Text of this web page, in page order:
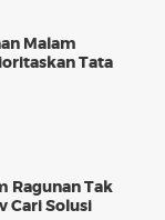
Malam
Tata
Ragunan Tak
Cari Solusi